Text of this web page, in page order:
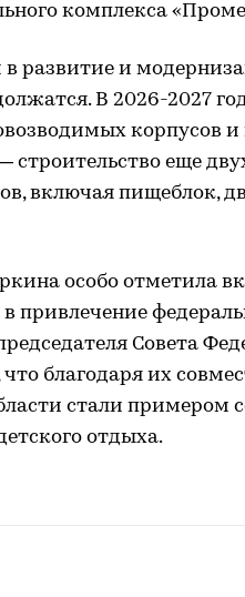
комплекса
развитие и
В 2026-2027
корпусов
строительство еще
включая пищеблок,
особо отметила
привлечение
Совета
благодаря их
стали примером
отдыха.